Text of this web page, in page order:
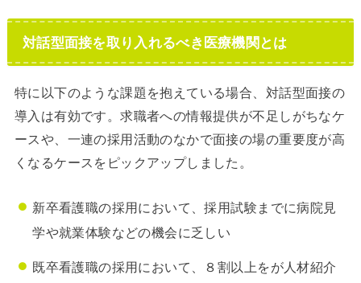
対話型面接を取り入れるべき医療機関とは
特に以下のような課題を抱えている場合、対話型面接の
導入は有効です。求職者への情報提供が不足しがちなケ
ースや、一連の採用活動のなかで面接の場の重要度が高
くなるケースをピックアップしました。
新卒看護職の採用において、採用試験までに病院見
学や就業体験などの機会に乏しい
既卒看護職の採用において、８割以上をが人材紹介